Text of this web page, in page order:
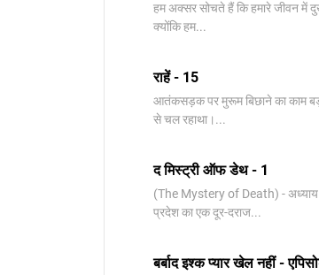
हम अक्सर सोचते हैं कि हमारे जीवन में
क्योंकि हम...
राहें - 15
आतंकसड़क पर मुरूम बिछाने का काम
से चल रहाथा।...
द मिस्ट्री ऑफ डेथ - 1
(The Mystery of Death) -
प्रदेश का एक दूर-दराज...
बर्बाद इश्क प्यार खेल नहीं -